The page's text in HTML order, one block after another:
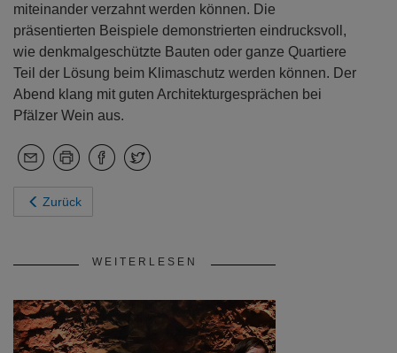
miteinander verzahnt werden können. Die
präsentierten Beispiele demonstrierten eindrucksvoll,
wie denkmalgeschützte Bauten oder ganze Quartiere
Teil der Lösung beim Klimaschutz werden können. Der
Abend klang mit guten Architekturgesprächen bei
Pfälzer Wein aus.
Zurück
WEITERLESEN